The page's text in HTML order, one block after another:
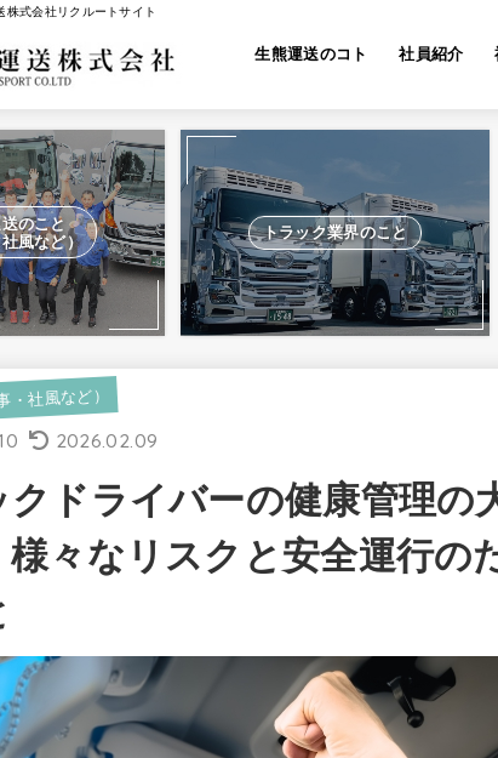
株式会社リクルートサイト
生熊運送のコト 社員紹介
のこと
風など）
トラック業界のこと
社風など）
2026.02.09
クドライバーの健康管理の
様々なリスクと安全運行の